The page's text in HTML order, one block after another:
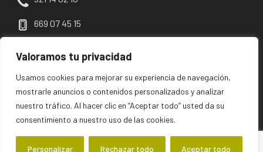
Valoramos tu privacidad
Usamos cookies para mejorar su experiencia de navegación,
mostrarle anuncios o contenidos personalizados y analizar
nuestro tráfico. Al hacer clic en “Aceptar todo” usted da su
consentimiento a nuestro uso de las cookies.
Personalizar Rechazar todo Aceptar todo
669 07 45 15